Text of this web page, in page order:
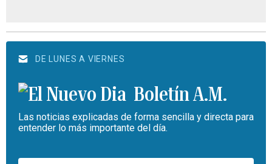
DE LUNES A VIERNES
Boletín A.M.
Las noticias explicadas de forma sencilla y directa para
entender lo más importante del día.